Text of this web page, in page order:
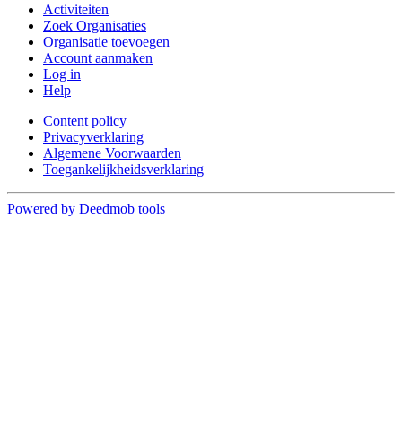
Activiteiten
Zoek Organisaties
Organisatie toevoegen
Account aanmaken
Log in
Help
Content policy
Privacyverklaring
Algemene Voorwaarden
Toegankelijkheidsverklaring
Powered by Deedmob tools